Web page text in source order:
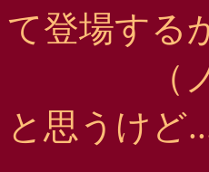
て登場する
（ノイズ
と思うけど